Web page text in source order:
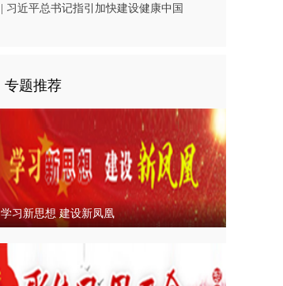
| 习近平总书记指引加快建设健康中国
专题推荐
学习新思想 建设新凤凰